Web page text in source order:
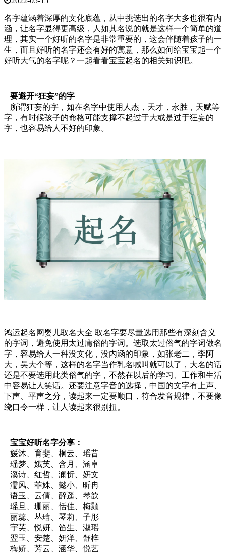
名字蕴涵着深厚的文化底蕴，从中挑选出的名字大多也很有内
涵，让名字显得更高级，人如其名说的就是这样一个简单的道
理，其实一个好听的名字是非常重要的，这会伴随着孩子的一
生，而且好听的名字还会有好的寓意，那么如何给宝宝起一个
好听大气的名字呢？一起看看宝宝起名的相关知识吧。
要避开“狂妄”的字
所谓狂妄的字，如在名字中使用人杰，天才，永胜，天赋等
字，有时候孩子的命格可能支撑不起过于大或是过于狂妄的
字，也容易给人不好的印象。
鸿运起名网婴儿取名大全 取名字要尽量选用那些有深刻含义
的字词，避免使用太过庸俗的字词。选取太过俗气的字词做名
字，容易给人一种没文化，没内涵的印象，如张老二，李阿
大，吴大个等，这样的名字当作乳名喊叫就可以了，大名的话
还是不要选用此类俗气的字，不然在以后的学习、工作和生活
中容易让人笑话。还要注意字音的选择，中国的文字有上声、
下声、平声之分，读起来一定要顺口，符合发音规律，不要像
绕口令一样，让人读起来很别扭。
宝宝好听名字分享：
媛沐、育斐、桐云、瑶昔
瑶梦、娥芙、含月、涵卓
溪诗、红哲、澜忻、妍文
濡风、菲姝、懿小、昕冉
语玉、云倩、醉遥、琴歆
瑶旦、珊丽、恬佳、梅颢
丽蕊、丛琀、琴莉、子彤
宇芙、悦妍、笛生、淑瑶
翌玉、安楚、妍洋、舒梓
梅娇、芳云、涵华、悦艺